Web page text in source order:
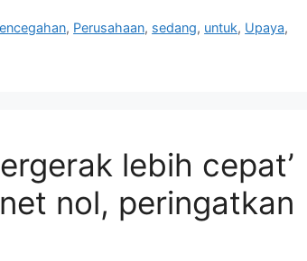
, Perusahaan, sedang, untuk, Upaya,
lebih cepat’
nol, peringatkan